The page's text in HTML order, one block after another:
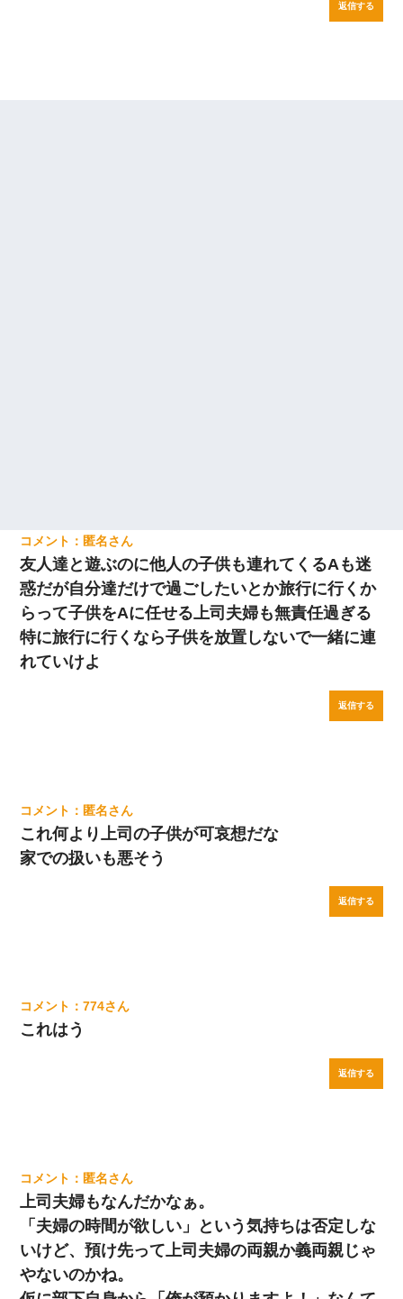
返信する
匿名
友人達と遊ぶのに他人の子供も連れてくるAも迷
惑だが自分達だけで過ごしたいとか旅行に行くか
らって子供をAに任せる上司夫婦も無責任過ぎる
特に旅行に行くなら子供を放置しないで一緒に連
れていけよ
返信する
匿名
これ何より上司の子供が可哀想だな
家での扱いも悪そう
返信する
774
これはう
返信する
匿名
上司夫婦もなんだかなぁ。
「夫婦の時間が欲しい」という気持ちは否定しな
いけど、預け先って上司夫婦の両親か義両親じゃ
やないのかね。